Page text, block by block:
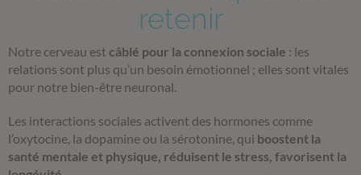
retenir
Notre cerveau est câblé pour la connexion sociale : les
relations sont plus qu’un besoin émotionnel ; elles sont vitales
pour notre bien-être neuronal.
Les interactions sociales activent des hormones comme
l’oxytocine, la dopamine ou la sérotonine, qui boostent la
santé mentale et physique, réduisent le stress, favorisent la